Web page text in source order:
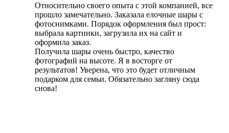
Относительно своего опыта с этой компанией, все
прошло замечательно. Заказала елочные шары с
фотоснимками. Порядок оформления был прост:
выбрала картинки, загрузила их на сайт и
оформила заказ.
Получила шары очень быстро, качество
фотографий на высоте. Я в восторге от
результатов! Уверена, что это будет отличным
подарком для семьи. Обязательно загляну сюда
снова!